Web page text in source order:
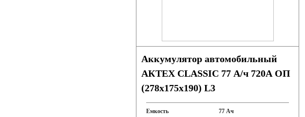
Аккумулятор автомобильный
АКТЕХ CLASSIC 77 А/ч 720А ОП
(278x175x190) L3
Емкость 77 Ач